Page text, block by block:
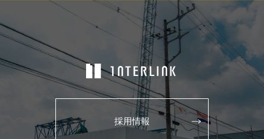
採用情報